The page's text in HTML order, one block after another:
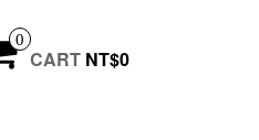
0
CART NT$0